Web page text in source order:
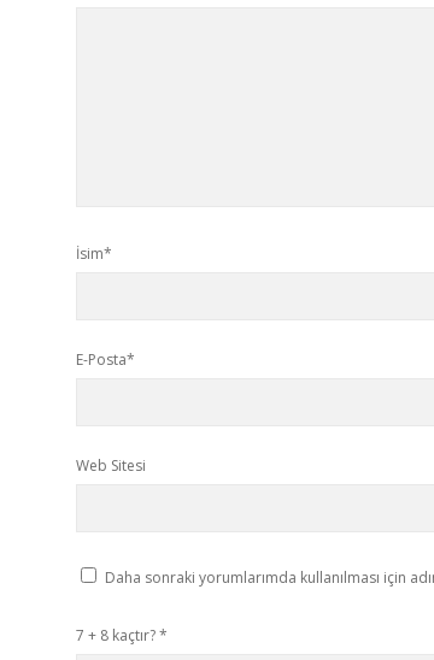
İsim*
E-Posta*
Web Sitesi
Daha sonraki yorumlarımda kullanılması için
7 + 8 kaçtır?*